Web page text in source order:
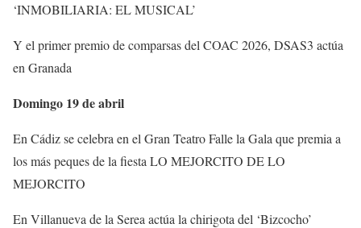
‘INMOBILIARIA: EL MUSICAL’
Y el primer premio de comparsas del COAC 2026, DSAS3 actúa
en Granada
Domingo 19 de abril
En Cádiz se celebra en el Gran Teatro Falle la Gala que premia a
los más peques de la fiesta LO MEJORCITO DE LO
MEJORCITO
En Villanueva de la Serea actúa la chirigota del ‘Bizcocho’